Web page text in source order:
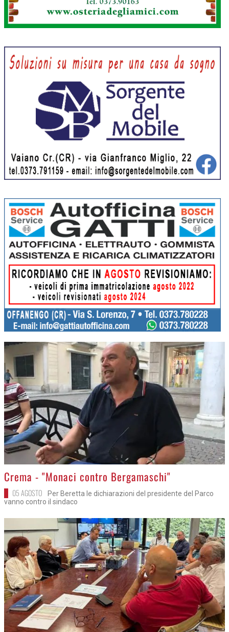
>
Crema - "Monaci contro Bergamaschi"
05 AGOSTO
Per Beretta le dichiarazioni del presidente del Parco
vanno contro il sindaco